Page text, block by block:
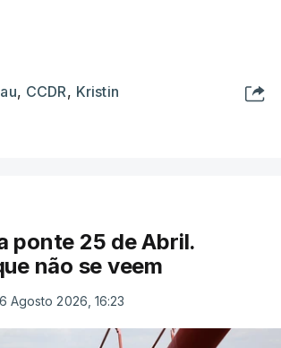
, CCDR, Kristin
ponte 25 de Abril.
não se veem
Agosto 2026, 16:23